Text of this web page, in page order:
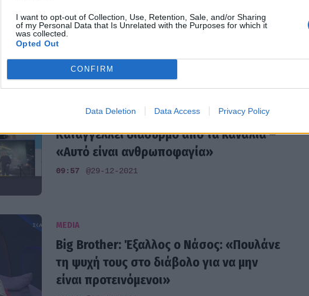
I want to opt-out of Collection, Use, Retention, Sale, and/or Sharing
of my Personal Data that Is Unrelated with the Purposes for which it
was collected.
Opted Out
CONFIRM
Data Deletion Data Access Privacy Policy
γουστάρετε…»
00:10
Εκτός εαυτού ο Παύλος Χαϊκάλης:
Καταγγέλλει διασυρμό από τα κανάλια –
«Αυτό είναι ανθρωποφαγία»
09:57 @29-12-2021
MEDIA
Big Brother: Έξαλλος ο Νάσος: «Πουλάνε
τη ψυχή τους στο διάβολο για να μην
είναι προτεινόμενοι»